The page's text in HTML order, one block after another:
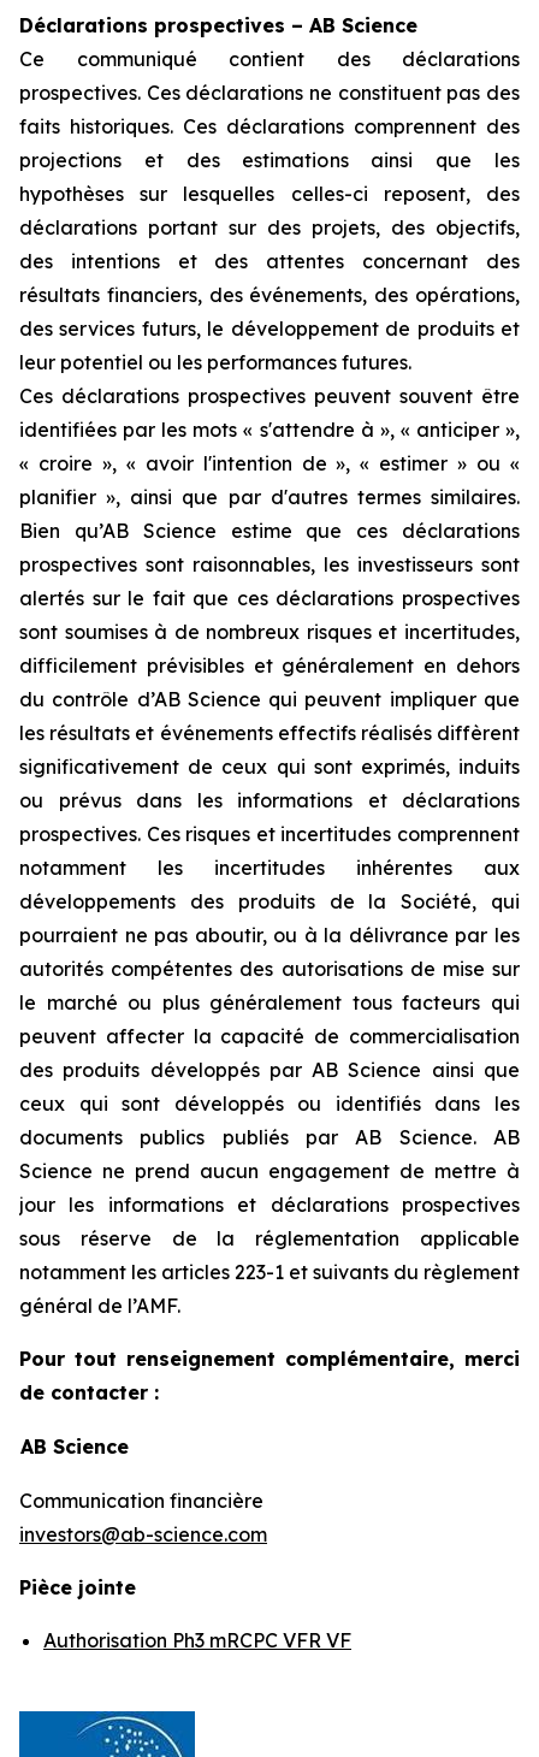
Déclarations prospectives – AB Science
Ce communiqué contient des déclarations
prospectives. Ces déclarations ne constituent pas des
faits historiques. Ces déclarations comprennent des
projections et des estimations ainsi que les
hypothèses sur lesquelles celles-ci reposent, des
déclarations portant sur des projets, des objectifs,
des intentions et des attentes concernant des
résultats financiers, des événements, des opérations,
des services futurs, le développement de produits et
leur potentiel ou les performances futures.
Ces déclarations prospectives peuvent souvent être
identifiées par les mots « s'attendre à », « anticiper »,
« croire », « avoir l'intention de », « estimer » ou «
planifier », ainsi que par d'autres termes similaires.
Bien qu’AB Science estime que ces déclarations
prospectives sont raisonnables, les investisseurs sont
alertés sur le fait que ces déclarations prospectives
sont soumises à de nombreux risques et incertitudes,
difficilement prévisibles et généralement en dehors
du contrôle d’AB Science qui peuvent impliquer que
les résultats et événements effectifs réalisés diffèrent
significativement de ceux qui sont exprimés, induits
ou prévus dans les informations et déclarations
prospectives. Ces risques et incertitudes comprennent
notamment les incertitudes inhérentes aux
développements des produits de la Société, qui
pourraient ne pas aboutir, ou à la délivrance par les
autorités compétentes des autorisations de mise sur
le marché ou plus généralement tous facteurs qui
peuvent affecter la capacité de commercialisation
des produits développés par AB Science ainsi que
ceux qui sont développés ou identifiés dans les
documents publics publiés par AB Science. AB
Science ne prend aucun engagement de mettre à
jour les informations et déclarations prospectives
sous réserve de la réglementation applicable
notamment les articles 223-1 et suivants du règlement
général de l’AMF.
Pour tout renseignement complémentaire, merci
de contacter :
AB Science
Communication financière
investors@ab-science.com
Pièce jointe
Authorisation Ph3 mRCPC VFR VF